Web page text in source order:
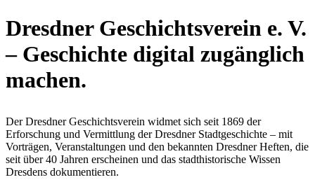
Dresdner Geschichtsverein e. V.
– Geschichte digital zugänglich
machen.
Der Dresdner Geschichtsverein widmet sich seit 1869 der
Erforschung und Vermittlung der Dresdner Stadtgeschichte – mit
Vorträgen, Veranstaltungen und den bekannten Dresdner Heften, die
seit über 40 Jahren erscheinen und das stadthistorische Wissen
Dresdens dokumentieren.